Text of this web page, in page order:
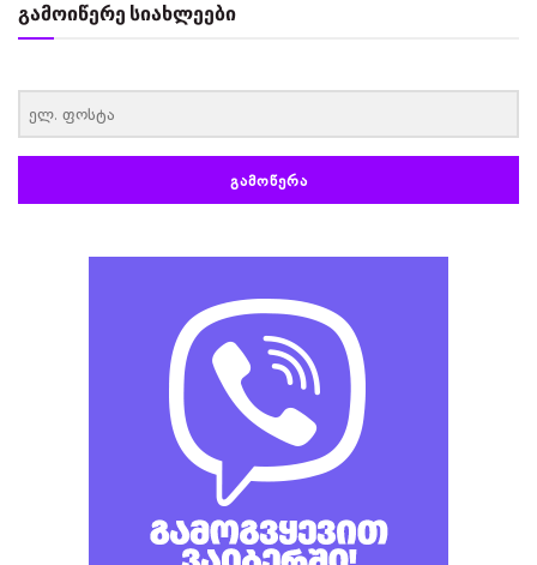
გამოიწერე სიახლეები
ᲒᲐᲛᲝᲬᲔᲠᲐ